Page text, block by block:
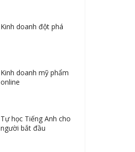
Kinh doanh đột phá
Kinh doanh mỹ phẩm
online
Tự học Tiếng Anh cho
người bắt đầu